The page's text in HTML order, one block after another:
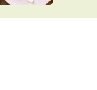
VYCHYTÁVKY